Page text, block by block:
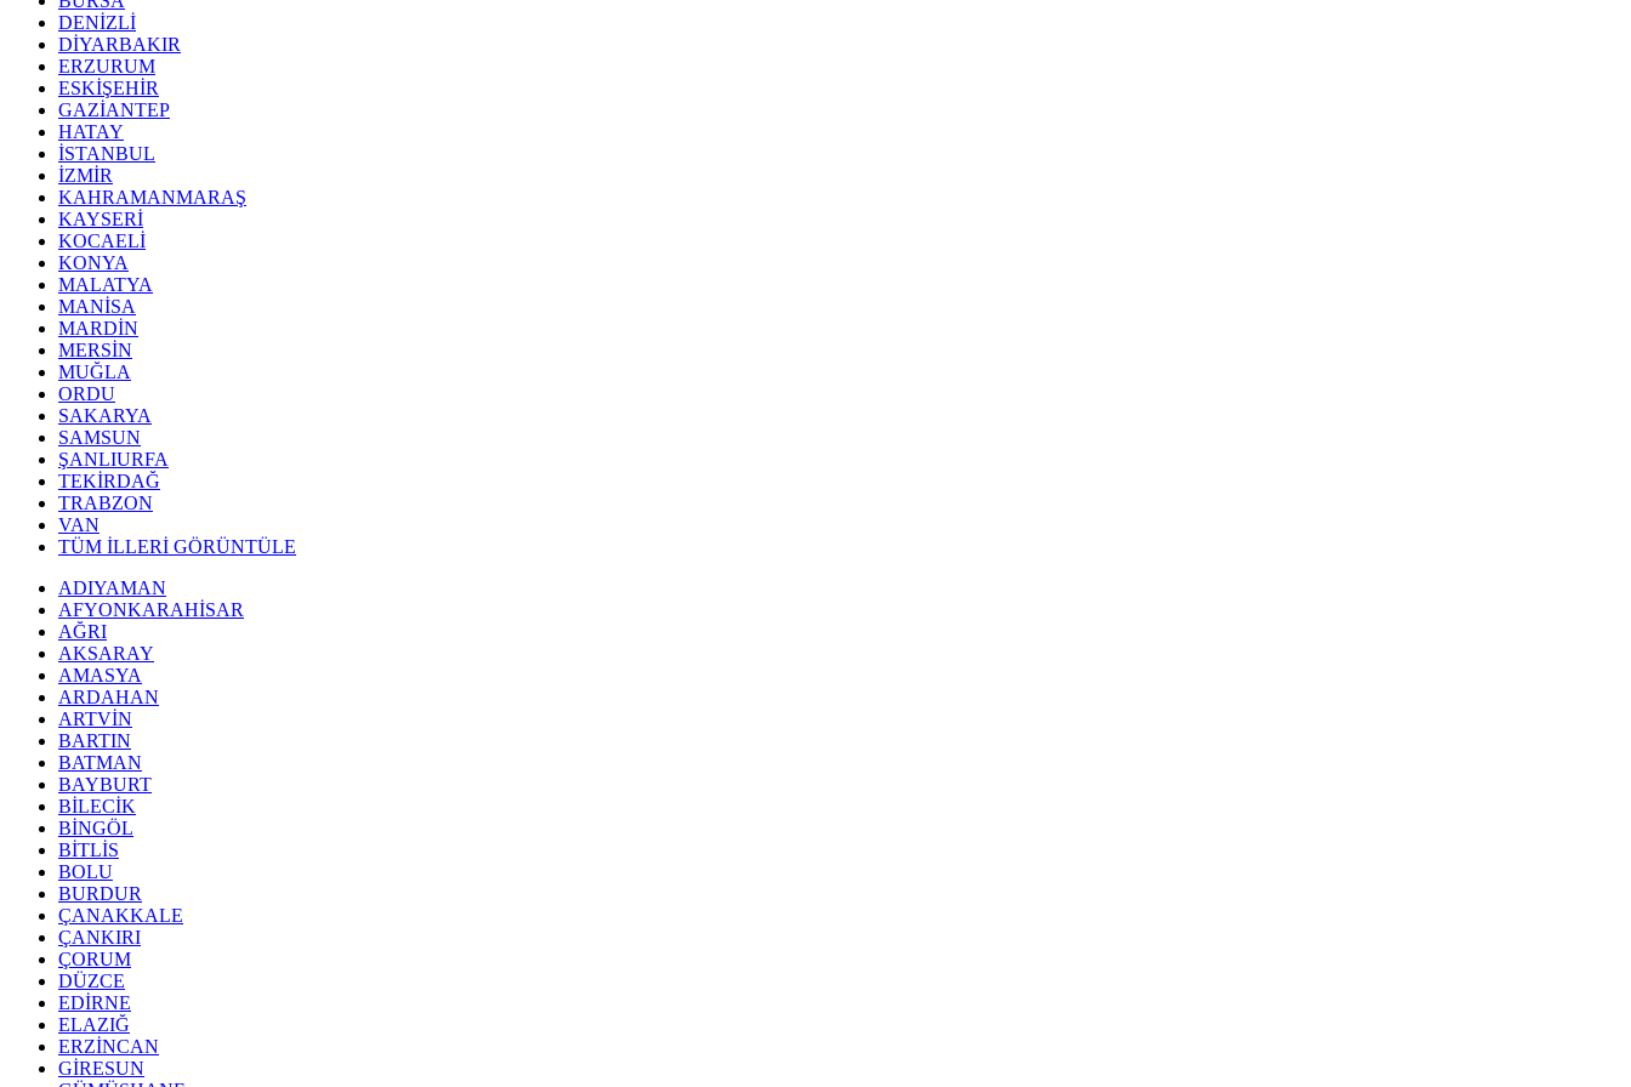
DENİZLİ
DİYARBAKIR
ERZURUM
ESKİŞEHİR
GAZİANTEP
HATAY
İSTANBUL
İZMİR
KAHRAMANMARAŞ
KAYSERİ
KOCAELİ
KONYA
MALATYA
MANİSA
MARDİN
MERSİN
MUĞLA
ORDU
SAKARYA
SAMSUN
ŞANLIURFA
TEKİRDAĞ
TRABZON
VAN
TÜM İLLERİ GÖRÜNTÜLE
ADIYAMAN
AFYONKARAHİSAR
AĞRI
AKSARAY
AMASYA
ARDAHAN
ARTVİN
BARTIN
BATMAN
BAYBURT
BİLECİK
BİNGÖL
BİTLİS
BOLU
BURDUR
ÇANAKKALE
ÇANKIRI
ÇORUM
DÜZCE
EDİRNE
ELAZIĞ
ERZİNCAN
GİRESUN